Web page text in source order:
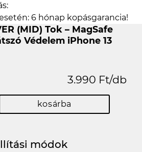
6 hónap kopásgarancia!
(MID) Tok – MagSafe
Védelem iPhone 13
3.990 Ft/db
kosárba
módok